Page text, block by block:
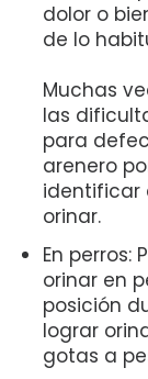
dolor o
de lo
Muchas
las
para
arenero
identificar
orinar.
En perros:
orinar en
posición
lograr
gotas a